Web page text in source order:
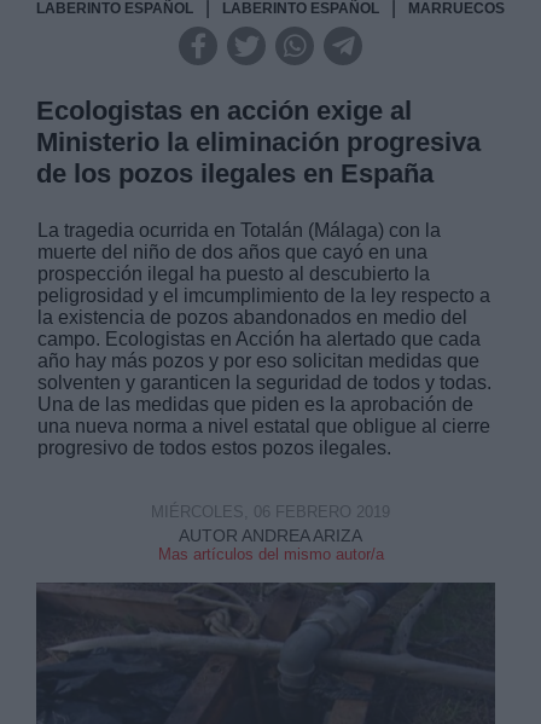
LABERINTO ESPAÑOL LABERINTO ESPAÑOL MARRUECOS
Ecologistas en acción exige al
Ministerio la eliminación progresiva
de los pozos ilegales en España
La tragedia ocurrida en Totalán (Málaga) con la
muerte del niño de dos años que cayó en una
prospección ilegal ha puesto al descubierto la
peligrosidad y el imcumplimiento de la ley respecto a
la existencia de pozos abandonados en medio del
campo. Ecologistas en Acción ha alertado que cada
año hay más pozos y por eso solicitan medidas que
solventen y garanticen la seguridad de todos y todas.
Una de las medidas que piden es la aprobación de
una nueva norma a nivel estatal que obligue al cierre
progresivo de todos estos pozos ilegales.
AUTOR ANDREA ARIZA
Mas artículos del mismo autor/a
MIÉRCOLES, 06 FEBRERO 2019